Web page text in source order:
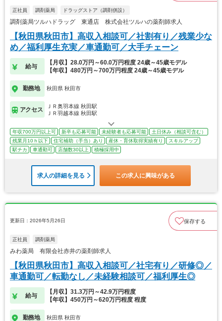
正社員 調剤薬局 ドラッグストア（調剤併設）
調剤薬局ツルハドラッグ 東通店 株式会社ツルハの薬剤師求人
【秋田県秋田市】高収入相談可／社割有り／残業少な
め／福利厚生充実／車通勤可／大手チェーン
給与
【月収】28.0万円～60.0万円程度 24歳～45歳モデル
【年収】480万円～700万円程度 24歳～45歳モデル
勤務地 秋田県 秋田市
アクセス
ＪＲ奥羽本線 秋田駅
ＪＲ羽越本線 秋田駅
年収700万円以上可 新卒も応募可能 未経験者も応募可能
土日休み（相談可含む）
残業月10ｈ以下
住宅補助（手当）あり 産休・育休取得実績有り
スキルアップ
駅チカ
車通勤可 店舗数30以上 積極採用中
求人の詳細を見る この求人に興味がある
更新日：2026年5月26日 保存する
正社員 調剤薬局
みわ薬局 有限会社赤井の薬剤師求人
【秋田県秋田市】高収入相談可／社宅有り／研修◎／
車通勤可／転勤なし／未経験相談可／福利厚生◎
給与
【月収】31.3万円～42.9万円程度
【年収】450万円～620万円程度 程度
勤務地 秋田県 秋田市